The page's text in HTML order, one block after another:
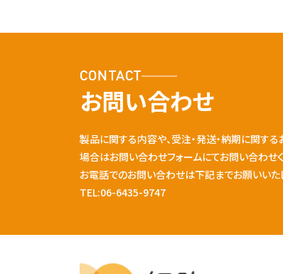
CONTACT
お問い合わせ
製品に関する内容や、受注・発送・納期に関す
場合はお問い合わせフォームにてお問い合わせく
お電話でのお問い合わせは下記までお願いいた
TEL:06-6435-9747